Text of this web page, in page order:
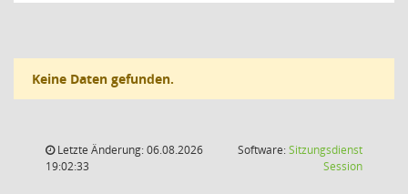
Keine Daten gefunden.
Letzte Änderung: 06.08.2026
19:02:33
Software:Sitzungsdienst
Session(Wird in